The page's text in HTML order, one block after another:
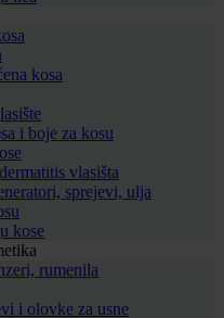
kosa
i boje za kosu
vlasišta
sprejevi, ulja
kose
rumenila
i olovke za usne